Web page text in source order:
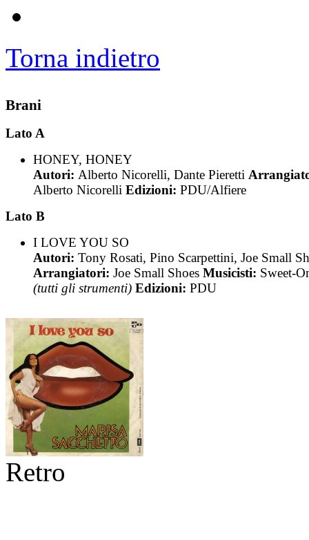
Torna indietro
Brani
Lato A
HONEY, HONEY
Autori: Alberto Nicorelli, Dante Pieretti
Alberto Nicorelli Edizioni: PDU/Alfiere
Lato B
I LOVE YOU SO
Autori: Tony Rosati, Pino Scarpettini, Joe Small
Arrangiatori: Joe Small Shoes Musicisti: Sweet-
(tutti gli strumenti) Edizioni: PDU
Retro